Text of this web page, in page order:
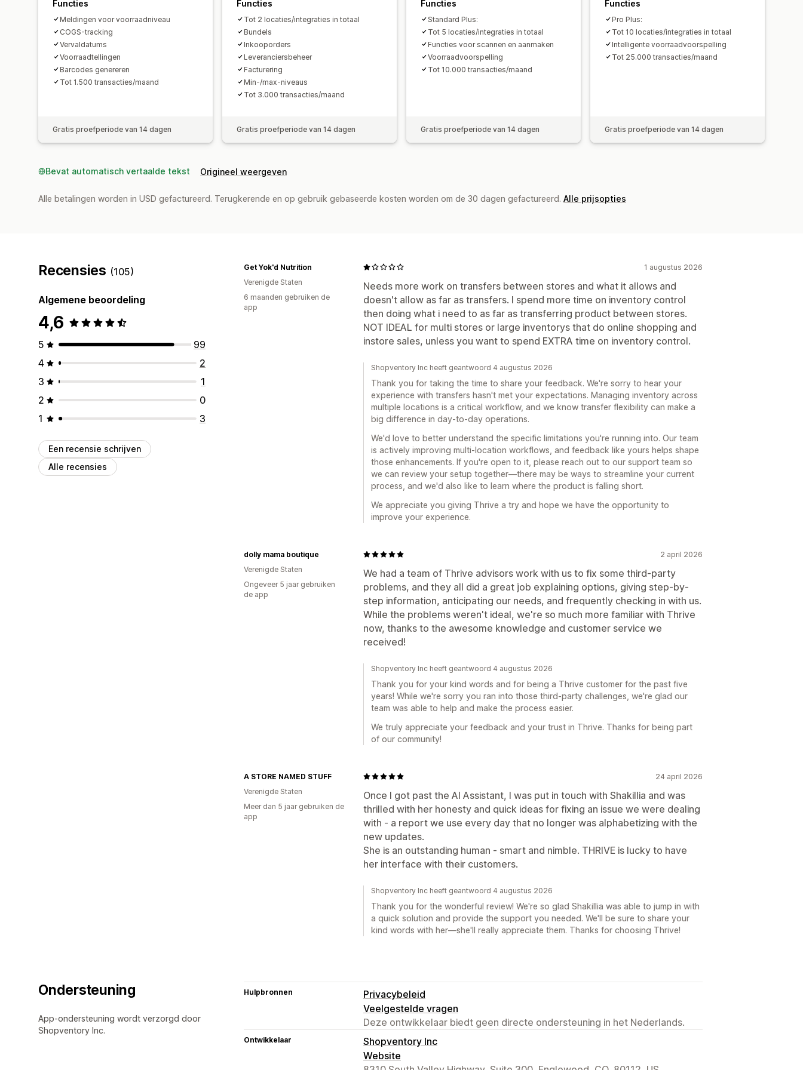
Functies
Meldingen voor voorraadniveau
COGS-tracking
Vervaldatums
Voorraadtellingen
Barcodes genereren
Tot 1.500 transacties/maand
Gratis proefperiode van 14 dagen
Functies
Tot 2 locaties/integraties in totaal
Bundels
Inkooporders
Leveranciersbeheer
Facturering
Min-/max-niveaus
Tot 3.000 transacties/maand
Gratis proefperiode van 14 dagen
Functies
Standard Plus:
Tot 5 locaties/integraties in totaal
Functies voor scannen en aanmaken
Voorraadvoorspelling
Tot 10.000 transacties/maand
Gratis proefperiode van 14 dagen
Functies
Pro Plus:
Tot 10 locaties/integraties in totaal
Intelligente voorraadvoorspelling
Tot 25.000 transacties/maand
Gratis proefperiode van 14 dagen
Bevat automatisch vertaalde tekst Origineel weergeven
Alle betalingen worden in USD gefactureerd. Terugkerende en op gebruik gebaseerde kosten worden om de 30 dagen gefactureerd. Alle prijsopties
Recensies (105)
Algemene beoordeling
4,6
5
99
4
2
3
1
2
0
1
3
Een recensie schrijven
Alle recensies
1 augustus 2026
Needs more work on transfers between stores and what it allows and
doesn't allow as far as transfers. I spend more time on inventory control
then doing what i need to as far as transferring product between stores.
NOT IDEAL for multi stores or large inventorys that do online shopping and
instore sales, unless you want to spend EXTRA time on inventory control.
Get Yok'd Nutrition
Verenigde Staten
6 maanden gebruiken de
app
Shopventory Inc heeft geantwoord 4 augustus 2026
Thank you for taking the time to share your feedback. We're sorry to hear your
experience with transfers hasn't met your expectations. Managing inventory across
multiple locations is a critical workflow, and we know transfer flexibility can make a
big difference in day-to-day operations.
We'd love to better understand the specific limitations you're running into. Our team
is actively improving multi-location workflows, and feedback like yours helps shape
those enhancements. If you're open to it, please reach out to our support team so
we can review your setup together—there may be ways to streamline your current
process, and we'd also like to learn where the product is falling short.
We appreciate you giving Thrive a try and hope we have the opportunity to
improve your experience.
2 april 2026
We had a team of Thrive advisors work with us to fix some third-party
problems, and they all did a great job explaining options, giving step-by-
step information, anticipating our needs, and frequently checking in with us.
While the problems weren't ideal, we're so much more familiar with Thrive
now, thanks to the awesome knowledge and customer service we
received!
dolly mama boutique
Verenigde Staten
Ongeveer 5 jaar gebruiken
de app
Shopventory Inc heeft geantwoord 4 augustus 2026
Thank you for your kind words and for being a Thrive customer for the past five
years! While we're sorry you ran into those third-party challenges, we're glad our
team was able to help and make the process easier.
We truly appreciate your feedback and your trust in Thrive. Thanks for being part
of our community!
24 april 2026
Once I got past the AI Assistant, I was put in touch with Shakillia and was
thrilled with her honesty and quick ideas for fixing an issue we were dealing
with - a report we use every day that no longer was alphabetizing with the
new updates.
She is an outstanding human - smart and nimble. THRIVE is lucky to have
her interface with their customers.
A STORE NAMED STUFF
Verenigde Staten
Meer dan 5 jaar gebruiken de
app
Shopventory Inc heeft geantwoord 4 augustus 2026
Thank you for the wonderful review! We're so glad Shakillia was able to jump in with
a quick solution and provide the support you needed. We'll be sure to share your
kind words with her—she'll really appreciate them. Thanks for choosing Thrive!
Ondersteuning
App-ondersteuning wordt verzorgd door
Shopventory Inc.
Hulpbronnen
Privacybeleid
Veelgestelde vragen
Deze ontwikkelaar biedt geen directe ondersteuning in het Nederlands.
Ontwikkelaar
Shopventory Inc
Website